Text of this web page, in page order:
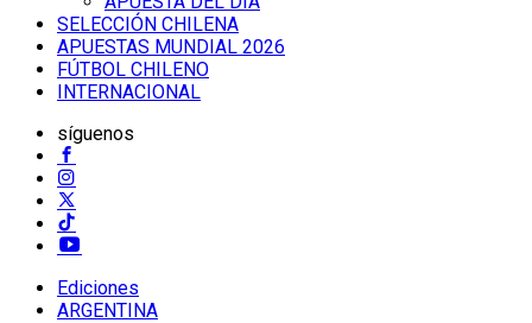
SELECCIÓN CHILENA
APUESTAS MUNDIAL 2026
FÚTBOL CHILENO
INTERNACIONAL
síguenos
Ediciones
ARGENTINA